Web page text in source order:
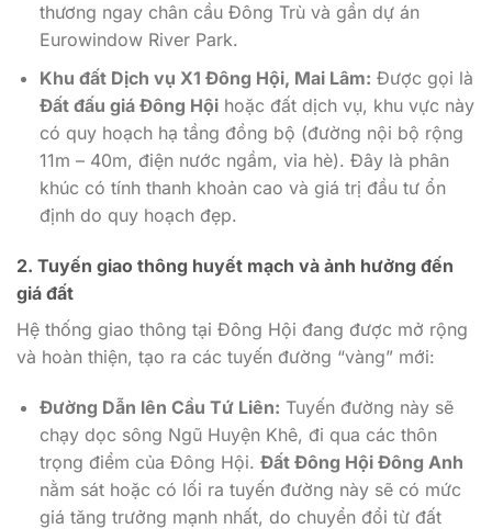
thương ngay chân cầu Đông Trù và gần dự án
Eurowindow River Park.
Khu đất Dịch vụ X1 Đông Hội, Mai Lâm: Được gọi là
Đất đấu giá Đông Hộihoặc đất dịch vụ, khu vực này
có quy hoạch hạ tầng đồng bộ (đường nội bộ rộng
11m – 40m, điện nước ngầm, vỉa hè). Đây là phân
khúc có tính thanh khoản cao và giá trị đầu tư ổn
định do quy hoạch đẹp.
2. Tuyến giao thông huyết mạch và ảnh hưởng đến
giá đất
Hệ thống giao thông tại Đông Hội đang được mở rộng
và hoàn thiện, tạo ra các tuyến đường “vàng” mới:
Đường Dẫn lên Cầu Tứ Liên: Tuyến đường này sẽ
chạy dọc sông Ngũ Huyện Khê, đi qua các thôn
trọng điểm của Đông Hội. Đất Đông Hội Đông Anh
nằm sát hoặc có lối ra tuyến đường này sẽ có mức
giá tăng trưởng mạnh nhất, do chuyển đổi từ đất